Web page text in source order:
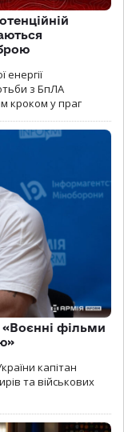
з БпЛА
кроком у праг
фільми
капітан
та військових